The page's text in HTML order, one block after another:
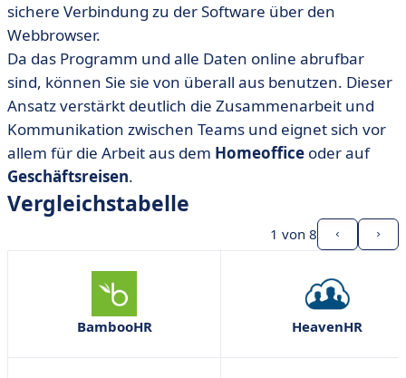
sichere Verbindung zu der Software über den
Webbrowser.
Da das Programm und alle Daten online abrufbar
sind, können Sie sie von überall aus benutzen. Dieser
Ansatz verstärkt deutlich die Zusammenarbeit und
Kommunikation zwischen Teams und eignet sich vor
allem für die Arbeit aus dem Homeoffice oder auf
Geschäftsreisen.
Vergleichstabelle
1 von 8
BambooHR HeavenHR